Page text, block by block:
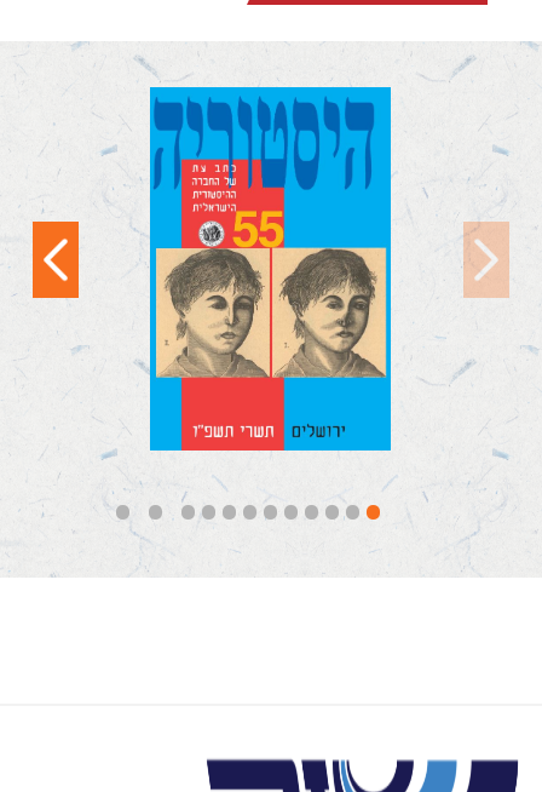
היסטוריה – גליון 55
תוכן העניינים 5
רבקה פלדחי ויוסף
ציגלר ריאיון עם
פרופ׳...
1
3
7
9
11
12